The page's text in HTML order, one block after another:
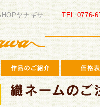
ヤナギサ
TEL.0776-